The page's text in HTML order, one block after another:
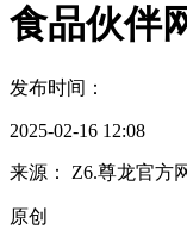
食品伙伴
发布时间：
2025-02-16 12:08
来源： Z6.尊龙官方
原创